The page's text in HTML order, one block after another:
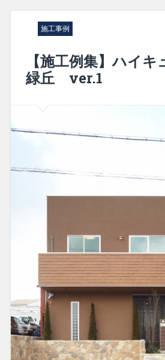
施工事例
【施工例集】ハイキ
緑丘 ver.1